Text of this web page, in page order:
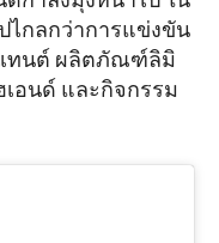
ไกลกว่าการแข่งขัน
ทนต์ ผลิตภัณฑ์ลิมิ
อนด์ และกิจกรรม